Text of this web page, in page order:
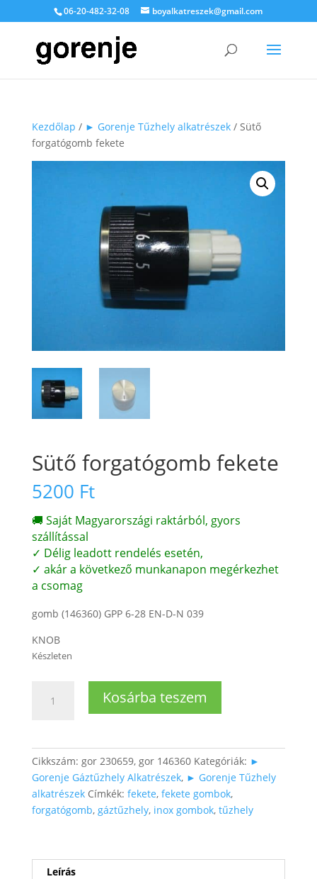
06-20-482-32-08 boyalkatreszek@gmail.com
Kezdőlap / ► Gorenje Tűzhely alkatrészek/ Sütő
forgatógomb fekete
Sütő forgatógomb fekete
5200 Ft
🚚 Saját Magyarországi raktárból, gyors
szállítással
✓ Délig leadott rendelés esetén,
✓ akár a következő munkanapon megérkezhet
a csomag
gomb (146360) GPP 6-28 EN-D-N 039
KNOB
Készleten
forgatógomb
Kosárba teszem
Cikkszám: gor 230659, gor 146360 Kategóriák: ►
Gorenje Gáztűzhely Alkatrészek, ► Gorenje Tűzhely
alkatrészek Címkék: fekete, fekete gombok,
forgatógomb, gáztűzhely, inox gombok, tűzhely
Leírás